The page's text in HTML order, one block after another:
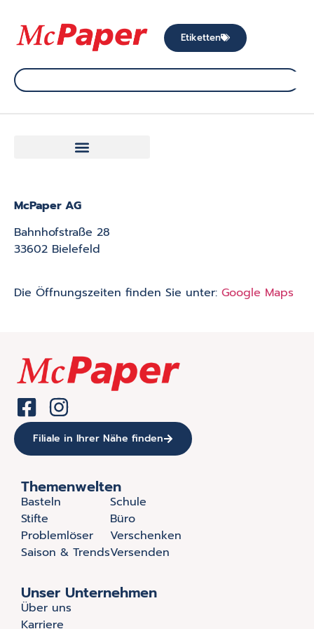
Etiketten
McPaper AG
Bahnhofstraße 28
33602 Bielefeld
Die Öffnungszeiten finden Sie unter: Google Maps
Filiale in Ihrer Nähe finden
Themenwelten
Basteln
Stifte
Problemlöser
Saison & Trends
Schule
Büro
Verschenken
Versenden
Unser Unternehmen
Über uns
Karriere